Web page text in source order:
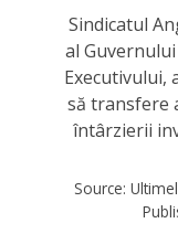
Sindicatul
al
Executivului,
să transfere
întârzierii
Source: